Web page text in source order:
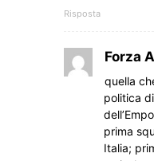
Risposta
Forza
quella
politica
prima
Italia;